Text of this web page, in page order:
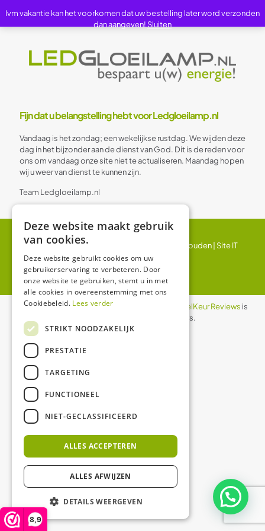
8,9
Fijn dat u belangstelling hebt voor Ledgloeilamp.nl
Vandaag is het zondag; een wekelijkse rustdag. We wijden deze
dag in het bijzonder aan de dienst van God. Dit is de reden voor
ons om vandaag onze site niet te actualiseren. Maandag hopen
wij u weer van dienst te kunnen zijn.
Team Ledgloeilamp.nl
© 2024 Ledgloeilamp | Alle rechten voorbehouden | Site IT
BV
De waardering van ledgloeilamp.nl bij WebwinkelKeur Reviews is
8.9/10 gebaseerd op 1158 reviews.
Ivm vakantie kan het voorkomen dat uw bestelling later word verzonden
dan aangeven! Sluiten
Deze website maakt gebruik
van cookies.
Deze website gebruikt cookies om uw
gebruikerservaring te verbeteren. Door
onze website te gebruiken, stemt u in met
alle cookies in overeenstemming met ons
Cookiebeleid. Lees verder
STRIKT NOODZAKELIJK
PRESTATIE
TARGETING
FUNCTIONEEL
NIET-GECLASSIFICEERD
ALLES ACCEPTEREN
ALLES AFWIJZEN
DETAILS WEERGEVEN